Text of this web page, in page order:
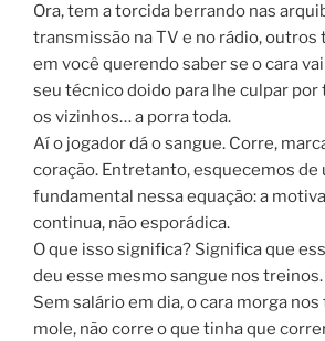
Ora, tem a torcida berrando nas
transmissão na TV e no rádio, outros
em você querendo saber se o cara
seu técnico doido para lhe culpar por
os vizinhos… a porra toda.
Aí o jogador dá o sangue. Corre,
coração. Entretanto, esquecemos
fundamental nessa equação: a
continua, não esporádica.
O que isso significa? Significa que
deu esse mesmo sangue nos
Sem salário em dia, o cara morga
mole, não corre o que tinha que